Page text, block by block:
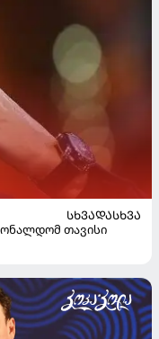
ᲡᲮᲕᲐᲓᲐᲡᲮᲕᲐ
თავისი